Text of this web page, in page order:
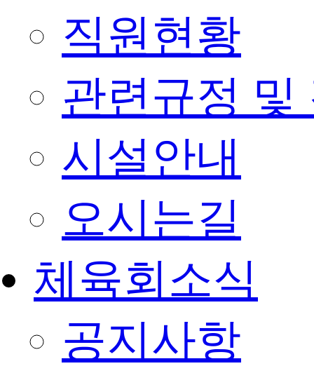
직원현황
관련규정 및
시설안내
오시는길
체육회소식
공지사항